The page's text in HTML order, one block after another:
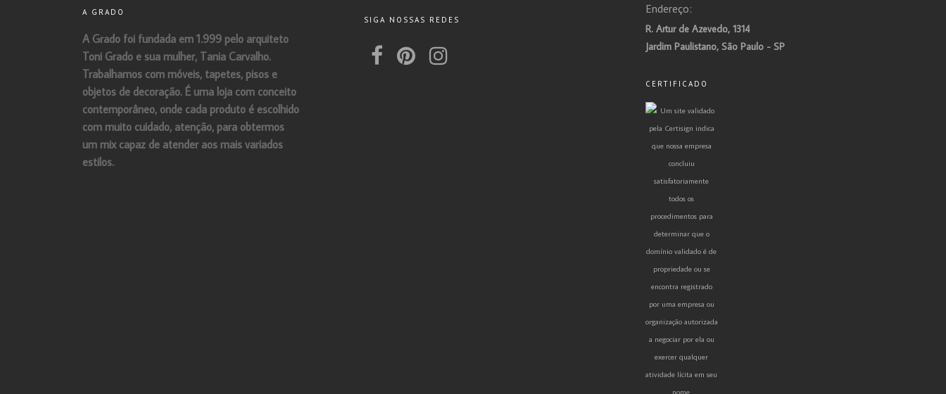
A GRADO
A Grado foi fundada em 1.999 pelo arquiteto
Toni Grado e sua mulher, Tania Carvalho.
Trabalhamos com móveis, tapetes, pisos e
objetos de decoração. É uma loja com conceito
contemporâneo, onde cada produto é escolhido
com muito cuidado, atenção, para obtermos
um mix capaz de atender aos mais variados
estilos.
SIGA NOSSAS REDES
Endereço:
R. Artur de Azevedo, 1314
Jardim Paulistano, São Paulo - SP
CERTIFICADO